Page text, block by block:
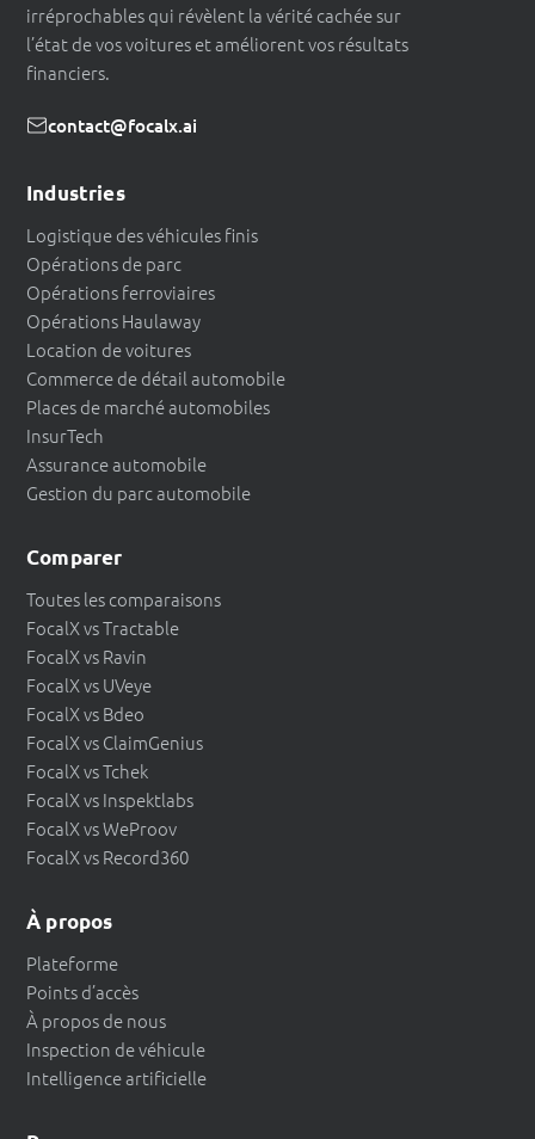
irréprochables qui révèlent la vérité cachée sur
l’état de vos voitures et améliorent vos résultats
financiers.
contact@focalx.ai
Industries
Logistique des véhicules finis
Opérations de parc
Opérations ferroviaires
Opérations Haulaway
Location de voitures
Commerce de détail automobile
Places de marché automobiles
InsurTech
Assurance automobile
Gestion du parc automobile
Comparer
Toutes les comparaisons
FocalX vs Tractable
FocalX vs Ravin
FocalX vs UVeye
FocalX vs Bdeo
FocalX vs ClaimGenius
FocalX vs Tchek
FocalX vs Inspektlabs
FocalX vs WeProov
FocalX vs Record360
À propos
Plateforme
Points d’accès
À propos de nous
Inspection de véhicule
Intelligence artificielle